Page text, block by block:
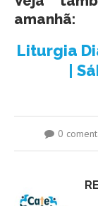
amanhã:
Liturgia
|
0